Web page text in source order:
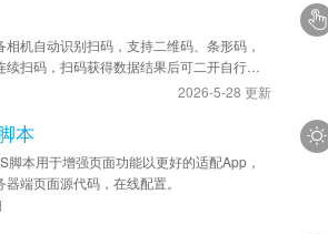
相机自动识别扫码，支持二维码、条形码，
扫码，扫码获得数据结果后可二开自行处
2026-5-28 更新
本
脚本用于增强页面功能以更好的适配App，
端页面源代码，在线配置。